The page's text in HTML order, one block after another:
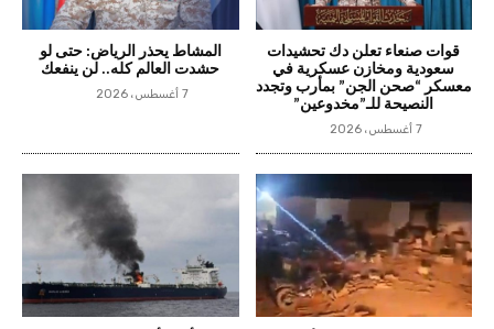
قوات صنعاء تعلن دك تحشيدات
سعودية ومخازن عسكرية في
معسكر “صحن الجن” بمأرب وتجدد
النصيحة للـ”مخدوعين”
7 أغسطس، 2026
المشاط يحذر الرياض: حتى لو
حشدت العالم كله.. لن ينفعك
7 أغسطس، 2026